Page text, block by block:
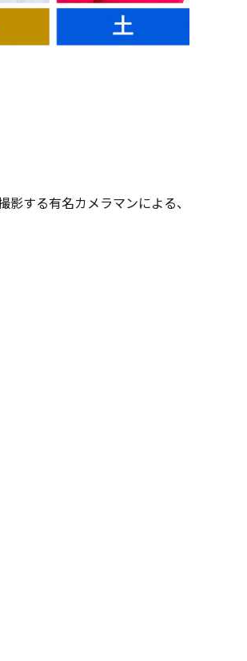
する有名カメラマンによる、